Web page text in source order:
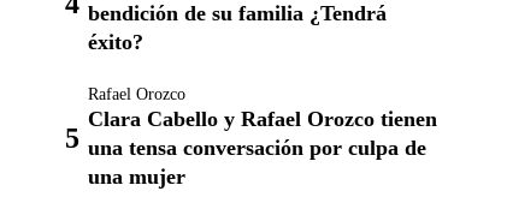
bendición de su familia ¿Tendrá
éxito?
Rafael Orozco
Clara Cabello y Rafael Orozco tienen
una tensa conversación por culpa de
una mujer